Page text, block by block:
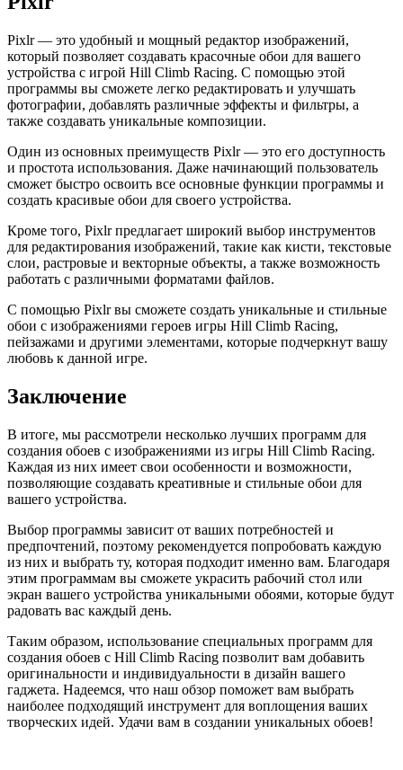
Pixlr — это удобный и мощный редактор изображений,
который позволяет создавать красочные обои для вашего
устройства с игрой Hill Climb Racing. С помощью этой
программы вы сможете легко редактировать и улучшать
фотографии, добавлять различные эффекты и фильтры, а
также создавать уникальные композиции.
Один из основных преимуществ Pixlr — это его доступность
и простота использования. Даже начинающий пользователь
сможет быстро освоить все основные функции программы и
создать красивые обои для своего устройства.
Кроме того, Pixlr предлагает широкий выбор инструментов
для редактирования изображений, такие как кисти, текстовые
слои, растровые и векторные объекты, а также возможность
работать с различными форматами файлов.
С помощью Pixlr вы сможете создать уникальные и стильные
обои с изображениями героев игры Hill Climb Racing,
пейзажами и другими элементами, которые подчеркнут вашу
любовь к данной игре.
Заключение
В итоге, мы рассмотрели несколько лучших программ для
создания обоев с изображениями из игры Hill Climb Racing.
Каждая из них имеет свои особенности и возможности,
позволяющие создавать креативные и стильные обои для
вашего устройства.
Выбор программы зависит от ваших потребностей и
предпочтений, поэтому рекомендуется попробовать каждую
из них и выбрать ту, которая подходит именно вам. Благодаря
этим программам вы сможете украсить рабочий стол или
экран вашего устройства уникальными обоями, которые будут
радовать вас каждый день.
Таким образом, использование специальных программ для
создания обоев с Hill Climb Racing позволит вам добавить
оригинальности и индивидуальности в дизайн вашего
гаджета. Надеемся, что наш обзор поможет вам выбрать
наиболее подходящий инструмент для воплощения ваших
творческих идей. Удачи вам в создании уникальных обоев!